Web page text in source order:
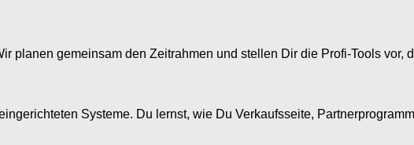
planen gemeinsam den Zeitrahmen und stellen Dir die Profi-Tools vor,
Systeme. Du lernst, wie Du Verkaufsseite,